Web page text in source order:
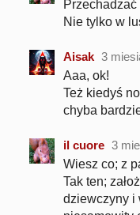
Przechadzać
Nie tylko w
Aisak 3
Aaa, ok!
Też kiedyś
chyba
il cuore 3
Wiesz co; z
Tak ten;
dziewczyny i